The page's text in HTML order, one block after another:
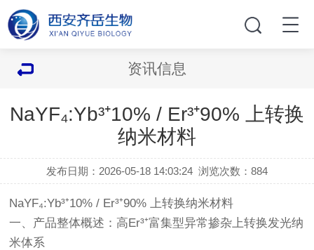
资讯信息
NaYF₄:Yb³⁺10% / Er³⁺90% 上转换
纳米材料
发布日期：2026-05-18 14:03:24 浏览次数：884
NaYF₄:Yb³⁺10% / Er³⁺90% 上转换纳米材料
一、产品整体概述：高Er³⁺富集型异常掺杂上转换发光纳
米体系